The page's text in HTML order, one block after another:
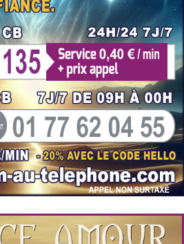
téléphone
en privé par téléphone